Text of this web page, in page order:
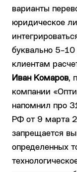
варианты
юридическое
буквально 5-
клиентам
Иван Комаров,
компании
напомнил про
РФ от 9 марта
запрещается
определенных